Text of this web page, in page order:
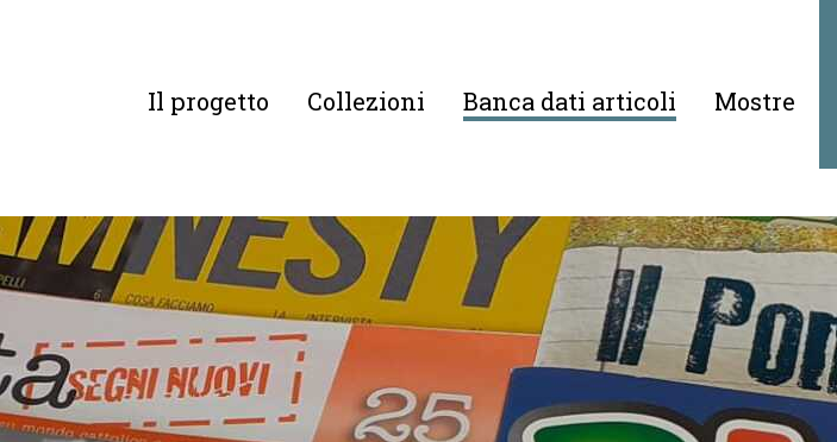
Il progetto Collezioni Banca dati articoli Mostre